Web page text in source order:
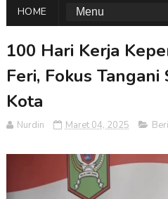
HOME
100 Hari Kerja
Feri, Fokus
Kota
Nurdin Maret 04, 2025